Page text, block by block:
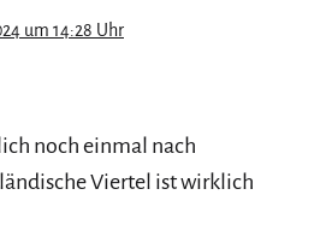
um 14:28 Uhr
noch einmal nach
Viertel ist wirklich